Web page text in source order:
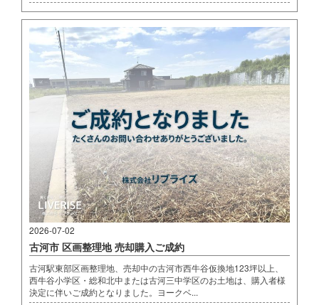
2026-07-02
古河市 区画整理地 売却購入ご成約
古河駅東部区画整理地、売却中の古河市西牛谷仮換地123坪以上、
西牛谷小学区・総和北中または古河三中学区のお土地は、購入者様
決定に伴いご成約となりました。ヨークベ...